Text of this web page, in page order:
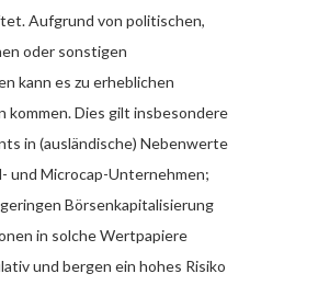
Aufgrund von politischen,
oder sonstigen
kann es zu erheblichen
kommen. Dies gilt insbesondere
in (ausländische) Nebenwerte
und Microcap-Unternehmen;
Börsenkapitalisierung
in solche Wertpapiere
und bergen ein hohes Risiko